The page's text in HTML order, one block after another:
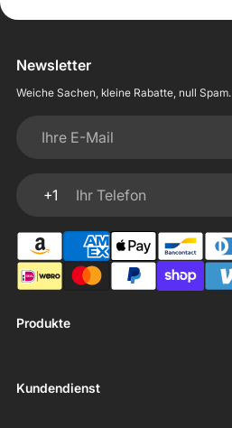
Produkte
Kundendienst
Newsletter
Weiche Sachen, kleine Rabatte, null Spam.
Ihre E-Mail
+1
Ihr Telefon